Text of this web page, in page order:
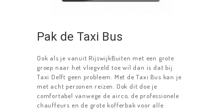
TAXI DELFT
TAXIBUS
RESERVEREN
CONTACT
Pak de Taxi Bus
Ook als je vanuit RijswijkBuiten met een grote
groep naar het vliegveld toe wil dan is dat bij
Taxi Delft geen probleem. Met de Taxi Bus kan je
met acht personen reizen. Ook dit doe je
comfortabel vanwege de airco, de professionele
chauffeurs en de grote kofferbak voor alle